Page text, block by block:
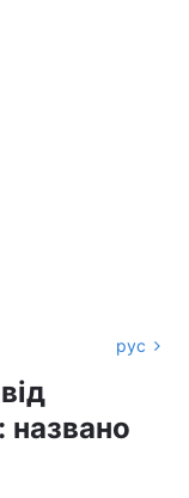
рус
названо